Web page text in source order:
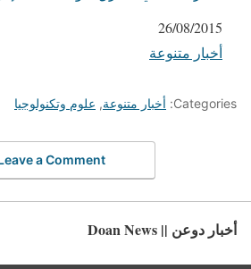
التاريخ
26/08/2015
في ما يتعلق بما يأتي
أخبار متنوعة
Categories: أخبار متنوعة, علوم وتكنولوجيا
a Comment
أخبار دوعن || Doan News